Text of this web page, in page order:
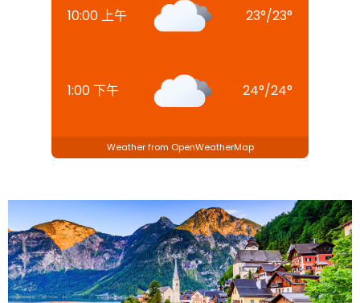
10:00 上午 23°/23°
1:00 下午 24°/24°
Weather from OpenWeatherMap